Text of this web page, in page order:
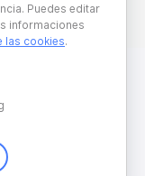
by
Puedes editar
informaciones
las cookies.